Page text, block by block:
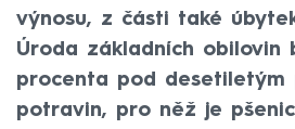
výnosu, z části také
Úroda základních obilovin
procenta pod desetiletým
potravin, pro něž je